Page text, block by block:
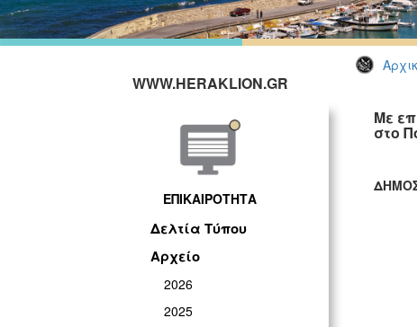
WWW.HERAKLION.GR
ΕΠΙΚΑΙΡΟΤΗΤΑ
Δελτία Τύπου
Αρχείο
2026
2025
Με
στο